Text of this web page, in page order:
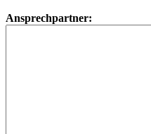
Ansprechpartner: